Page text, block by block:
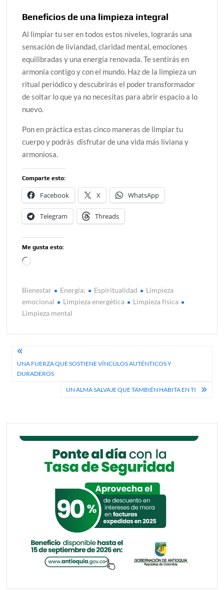
Beneficios de una limpieza integral
Al limpiar tu ser en todos estos niveles, lograrás una
sensación de liviandad, claridad mental, emociones
equilibradas y una energía renovada. Te sentirás en
armonía contigo y con el mundo. Haz de la limpieza un
ritual periódico y descubrirás el poder transformador
de soltar lo que ya no necesitas para abrir espacio a lo
nuevo.
Pon en práctica estas cinco maneras de limpiar tu
cuerpo y podrás disfrutar de una vida más liviana y
armoniosa.
Comparte esto:
Facebook X WhatsApp
Telegram Threads
Me gusta esto:
Cargando...
Bienestar Energía; Espiritualidad
Limpieza
emocional
Limpieza energética
Limpieza física
Limpieza mental
Navegación
de
UNA FUERZA QUE SOSTIENE VÍNCULOS AUTÉNTICOS Y
DURADEROS
UN ALMA SALVAJE QUE TAMBIÉN HABITA EN TI